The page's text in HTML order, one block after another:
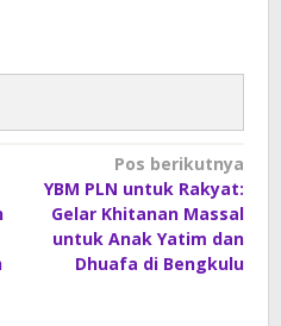
Pos berikutnya
YBM PLN untuk Rakyat:
Gelar Khitanan Massal
untuk Anak Yatim dan
Dhuafa di Bengkulu